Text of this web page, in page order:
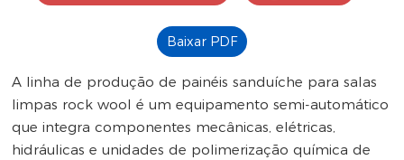
Baixar PDF
A linha de produção de painéis sanduíche para salas
limpas rock wool é um equipamento semi-automático
que integra componentes mecânicas, elétricas,
hidráulicas e unidades de polimerização química de